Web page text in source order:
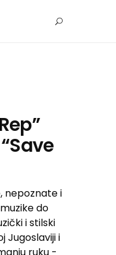
nepoznate i
do
i stilski
Jugoslaviji i